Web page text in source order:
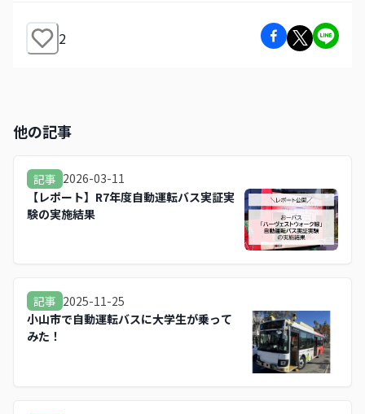
2
他の記事
記事 2026-03-11
【レポート】R7年度自動運転バス実証実
験の実施結果
記事 2025-11-25
小山市で自動運転バスに大学生が乗って
みた！